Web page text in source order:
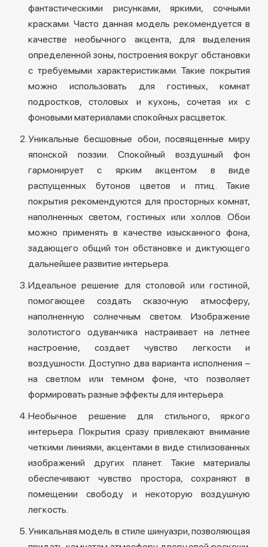
фантастическими рисунками, яркими, сочными
красками. Часто данная модель рекомендуется в
качестве необычного акцента, для выделения
определенной зоны, построения вокруг обстановки
с требуемыми характеристиками. Такие покрытия
можно использовать для гостиных, комнат
подростков, столовых и кухонь, сочетая их с
фоновыми материалами спокойных расцветок.
Уникальные бесшовные обои, посвященные миру
японской поэзии. Спокойный воздушный фон
гармонирует с ярким акцентом в виде
распущенных бутонов цветов и птиц. Такие
покрытия рекомендуются для просторных комнат,
наполненных светом, гостиных или холлов. Обои
можно применять в качестве изысканного фона,
задающего общий тон обстановке и диктующего
дальнейшее развитие интерьера.
Идеальное решение для столовой или гостиной,
помогающее создать сказочную атмосферу,
наполненную солнечным светом. Изображение
золотистого одуванчика настраивает на летнее
настроение, создает чувство легкости и
воздушности. Доступно два варианта исполнения –
на светлом или темном фоне, что позволяет
формировать разные эффекты для интерьера.
Необычное решение для стильного, яркого
интерьера. Покрытия сразу привлекают внимание
четкими линиями, акцентами в виде стилизованных
изображений других планет. Такие материалы
обеспечивают чувство простора, сохраняют в
помещении свободу и некоторую воздушную
легкость.
Уникальная модель в стиле шинуазри, позволяющая